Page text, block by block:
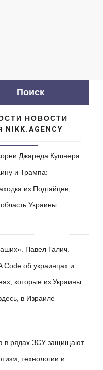
НОВОСТИ
Джареда Кушнера
и Трампа:
из Подгайцев,
Украины
Павел Галич.
Code об украинцах и
которые из Украины
в Израиле
в рядах ЗСУ защищают
технологии и